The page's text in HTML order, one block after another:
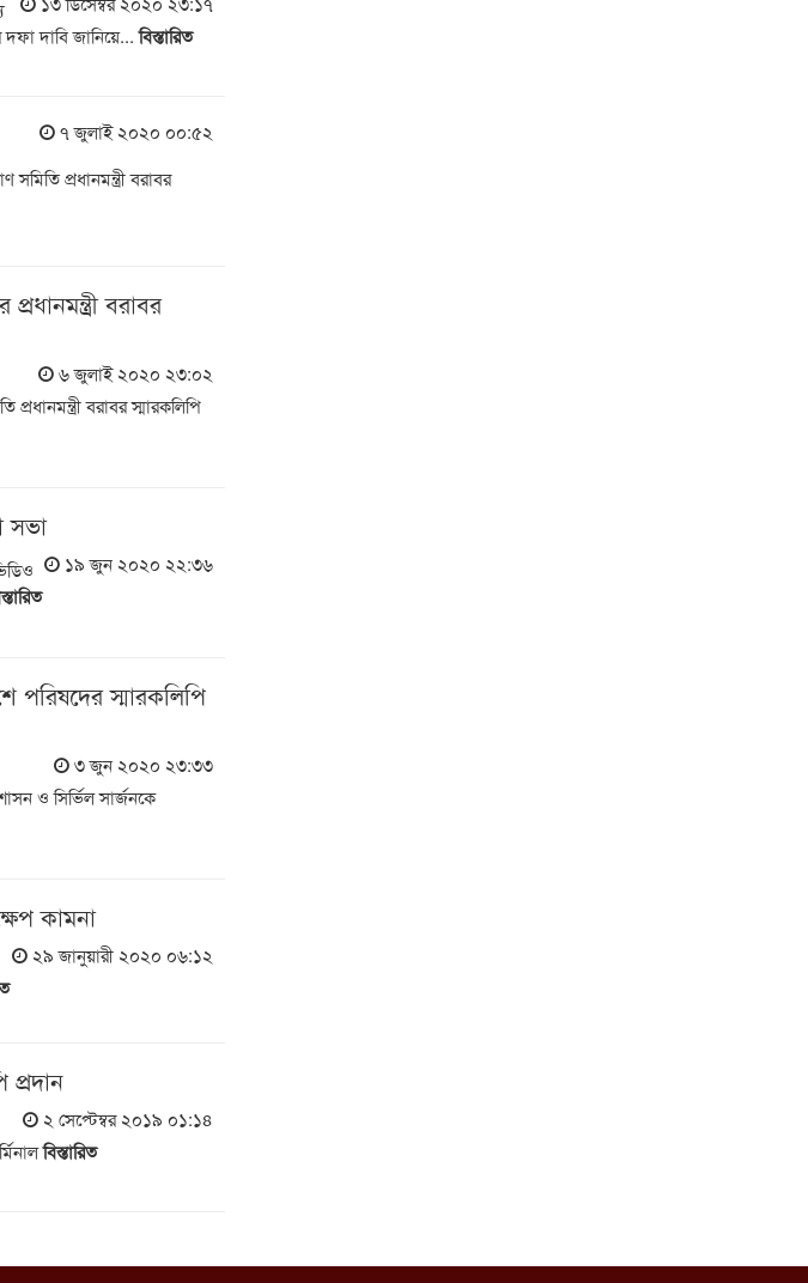
দফা দাবি জানিয়ে...বিস্তারিত
৭ জুলাই ২০২০ ০০:৫২
প্রধানমন্ত্রী বরাবর
বরাবর
৬ জুলাই ২০২০ ২৩:০২
বরাবর স্মারকলিপি
সভা
১৯ জুন ২০২০ ২২:৩৬
পরিষদের স্মারকলিপি
৩ জুন ২০২০ ২৩:৩৩
ও সির্ভিল সার্জনকে
কামনা
২৯ জানুয়ারী ২০২০ ০৬:১২
২ সেপ্টেম্বর ২০১৯ ০১:১৪
বিস্তারিত